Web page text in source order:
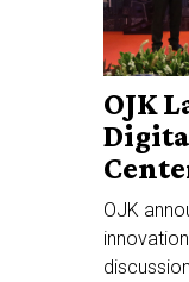
OJK
OJK